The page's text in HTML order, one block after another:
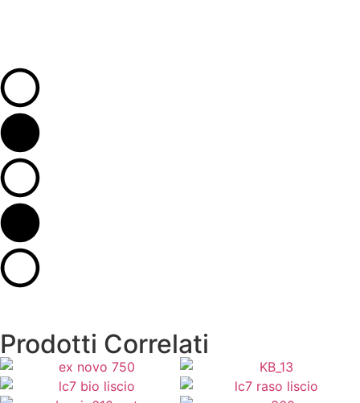
Prodotti Correlati
13,50 €
Aggiungi al Carrello
5,50 €
Aggiungi al Carrello
15,50€ 15,00 €